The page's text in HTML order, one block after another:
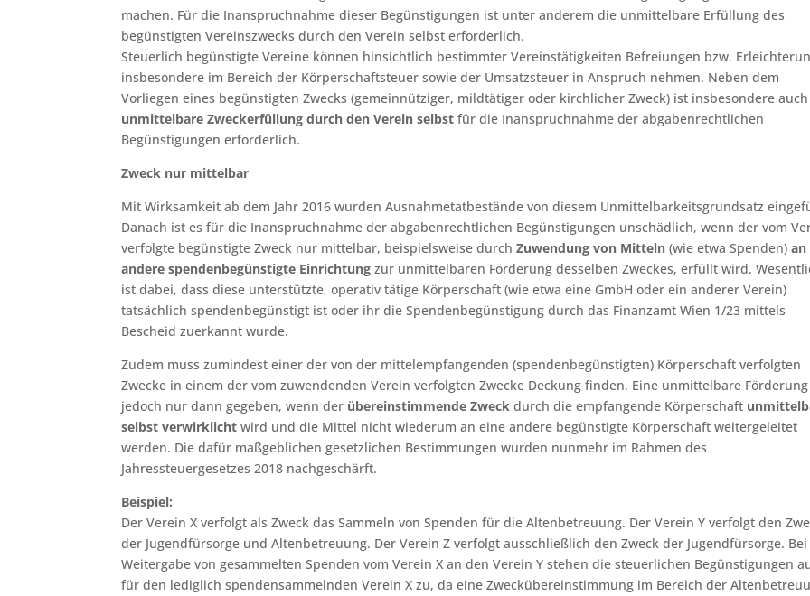
machen. Für die Inanspruchnahme dieser Begünstigungen ist unter anderem die unmittelbare Erfüllung des
begünstigten Vereinszwecks durch den Verein selbst erforderlich.
Steuerlich begünstigte Vereine können hinsichtlich bestimmter Vereinstätigkeiten Befreiungen bzw.
insbesondere im Bereich der Körperschaftsteuer sowie der Umsatzsteuer in Anspruch nehmen. Neben dem
Vorliegen eines begünstigten Zwecks (gemeinnütziger, mildtätiger oder kirchlicher Zweck) ist insbesondere
unmittelbare Zweckerfüllung durch den Verein selbst für die Inanspruchnahme der abgabenrechtlichen
Begünstigungen erforderlich.
Zweck nur mittelbar
Mit Wirksamkeit ab dem Jahr 2016 wurden Ausnahmetatbestände von diesem Unmittelbarkeitsgrundsatz
Danach ist es für die Inanspruchnahme der abgabenrechtlichen Begünstigungen unschädlich, wenn der vom
verfolgte begünstigte Zweck nur mittelbar, beispielsweise durchZuwendung von Mitteln (wie etwa Spenden)an
andere spendenbegünstigte Einrichtung zur unmittelbaren Förderung desselben Zweckes, erfüllt wird.
ist dabei, dass diese unterstützte, operativ tätige Körperschaft (wie etwa eine GmbH oder ein anderer Verein)
tatsächlich spendenbegünstigt ist oder ihr die Spendenbegünstigung durch das Finanzamt Wien 1/23 mittels
Bescheid zuerkannt wurde.
Zudem muss zumindest einer der von der mittelempfangenden (spendenbegünstigten) Körperschaft verfolgten
Zwecke in einem der vom zuwendenden Verein verfolgten Zwecke Deckung finden. Eine unmittelbare
jedoch nur dann gegeben, wenn der übereinstimmende Zweckdurch die empfangende Körperschaft
selbst verwirklicht wird und die Mittel nicht wiederum an eine andere begünstigte Körperschaft weitergeleitet
werden. Die dafür maßgeblichen gesetzlichen Bestimmungen wurden nunmehr im Rahmen des
Jahressteuergesetzes 2018 nachgeschärft.
Beispiel:
Der Verein X verfolgt als Zweck das Sammeln von Spenden für die Altenbetreuung. Der Verein Y verfolgt den
der Jugendfürsorge und Altenbetreuung. Der Verein Z verfolgt ausschließlich den Zweck der Jugendfürsorge. Bei
Weitergabe von gesammelten Spenden vom Verein X an den Verein Y stehen die steuerlichen Begünstigungen
für den lediglich spendensammelnden Verein X zu, da eine Zweckübereinstimmung im Bereich der